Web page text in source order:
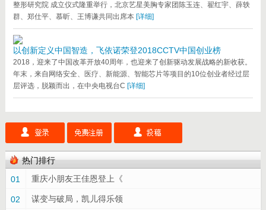
整形研究院 成立仪式隆重举行，北京艺星美胸专家团陈玉连、翟红宇、薛轶
群、郑仕平、慕昕、王博谦共同出席本 [详细]
以创新定义中国智造，飞依诺荣登2018CCTV中国创业榜
2018，迎来了中国改革开放40周年，也迎来了创新驱动发展战略的新收获。
年末，来自网络安全、医疗、新能源、智能芯片等项目的10位创业者经过层
层评选，脱颖而出，在中央电视台C [详细]
热门排行
01
重庆小朋友王佳恩登上《
02 谋变与破局，凯儿得乐领